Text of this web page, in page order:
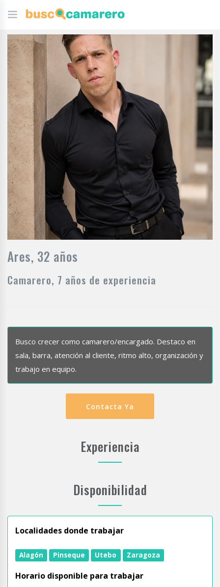
Ares, 32 años
Camarero, 7 años de experiencia
Busco crecer como camarero/encargado. Destaco en
sala, barra, atención al cliente, ritmo alto, organización y
trabajo en equipo.
Contacta Ya
Experiencia
Disponibilidad
Localidades donde trabajar
Alagón Pinseque Utebo Zaragoza
Horario disponible para trabajar